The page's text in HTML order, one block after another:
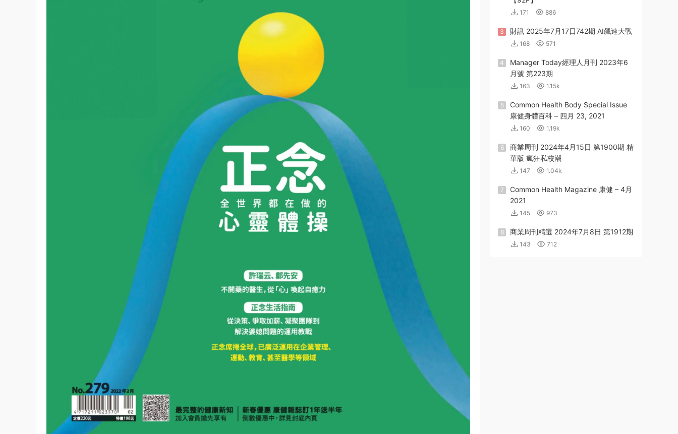
171 886
3 財訊 2025年7月17日742期 AI飆速大戰
168 571
4
Manager Today經理人月刊 2023年6
月號 第223期
163 1.15k
5
Common Health Body Special Issue
康健身體百科 – 四月 23, 2021
160 1.19k
6
商業周刊 2024年4月15日 第1900期 精
華版 瘋狂私校潮
147 1.04k
7
Common Health Magazine 康健 – 4月
2021
145 973
8 商業周刊精選 2024年7月8日 第1912期
143 712